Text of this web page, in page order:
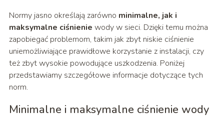
Normy jasno określają zarówno minimalne, jak i
maksymalne ciśnienie wody w sieci. Dzięki temu można
zapobiegać problemom, takim jak zbyt niskie ciśnienie
uniemożliwiające prawidłowe korzystanie z instalacji, czy
też zbyt wysokie powodujące uszkodzenia. Poniżej
przedstawiamy szczegółowe informacje dotyczące tych
norm.
Minimalne i maksymalne ciśnienie wody